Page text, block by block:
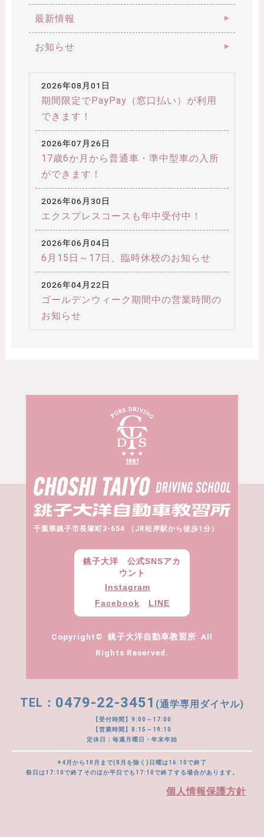
最新情報
お知らせ
2026年08月01日
期間限定でPayPay（窓口払い）が利用
できます！
2026年07月26日
17歳6か月から普通車・準中型車の入所
ができます！
2026年06月30日
エクスプレスコースも年中受付中！
2026年06月04日
6月15日～17日、臨時休校のお知らせ
2026年04月22日
ゴールデンウィーク期間中の営業時間の
お知らせ
千葉県銚子市長塚町3-654 （JR松岸駅から徒歩1分）
銚子大洋 公式SNSアカ
ウント
Instagram
Facebook
LINE
Copyright© 銚子大洋自動車教習所 All
Rights Reserved.
0479-22-3451 (通学専用ダイヤル)
【受付時間】9:00～17:00
【営業時間】8:15～19:10
定休日：毎週月曜日・年末年始
※4月から10月まで(8月を除く)日曜は16:10で終了
祭日は17:10で終了そのほか平日でも17:10で終了する場合があります。
個人情報保護方針